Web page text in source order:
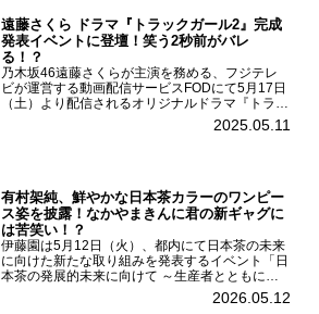
遠藤さくら ドラマ『トラックガール2』完成
発表イベントに登壇！笑う2秒前がバレ
る！？
乃木坂46遠藤さくらが主演を務める、フジテレ
ビが運営する動画配信サービスFODにて5月17日
（土）より配信されるオリジナルドラマ『トラッ
クガール2』の完成発表イベントが５月10日
（土）都内で開催された。FODドラマ『トラック
2025.05.11
有村架純、鮮やかな日本茶カラーのワンピー
ス姿を披露！なかやまきんに君の新ギャグに
は苦笑い！？
伊藤園は5月12日（火）、都内にて日本茶の未来
に向けた新たな取り組みを発表するイベント「日
本茶の発展的未来に向けて ～生産者とともに。
日本茶を世界へ～」を開催。イベントには伊藤園
のCMキャラクターを務める有村架純、伊藤園よ
2026.05.12